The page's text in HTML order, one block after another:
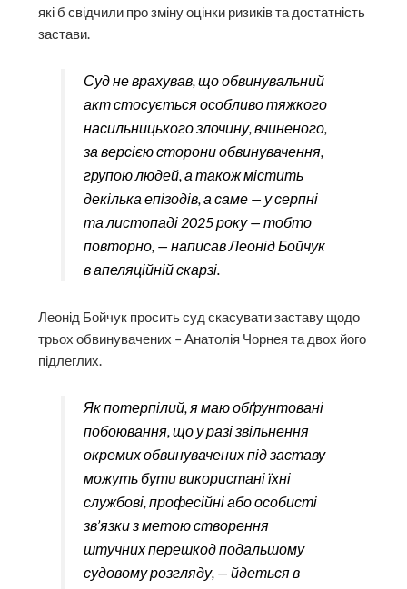
які б свідчили про зміну оцінки ризиків та достатність
застави.
Суд не врахував, що обвинувальний
акт стосується особливо тяжкого
насильницького злочину, вчиненого,
за версією сторони обвинувачення,
групою людей, а також містить
декілька епізодів, а саме — у серпні
та листопаді 2025 року — тобто
повторно, — написав Леонід Бойчук
в апеляційній скарзі.
Леонід Бойчук просить суд скасувати заставу щодо
трьох обвинувачених – Анатолія Чорнея та двох його
підлеглих.
Як потерпілий, я маю обґрунтовані
побоювання, що у разі звільнення
окремих обвинувачених під заставу
можуть бути використані їхні
службові, професійні або особисті
зв’язки з метою створення
штучних перешкод подальшому
судовому розгляду, — йдеться в